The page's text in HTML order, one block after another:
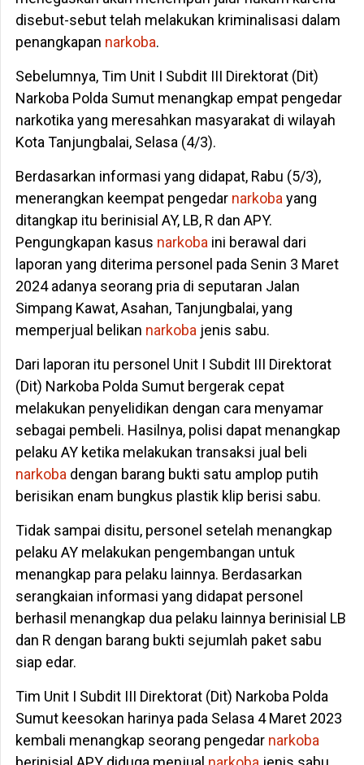
disebut-sebut telah melakukan kriminalisasi dalam
penangkapan narkoba.
Sebelumnya, Tim Unit I Subdit III Direktorat (Dit)
Narkoba Polda Sumut menangkap empat pengedar
narkotika yang meresahkan masyarakat di wilayah
Kota Tanjungbalai, Selasa (4/3).
Berdasarkan informasi yang didapat, Rabu (5/3),
menerangkan keempat pengedarnarkoba yang
ditangkap itu berinisial AY, LB, R dan APY.
Pengungkapan kasus narkoba ini berawal dari
laporan yang diterima personel pada Senin 3 Maret
2024 adanya seorang pria di seputaran Jalan
Simpang Kawat, Asahan, Tanjungbalai, yang
memperjual belikan narkoba jenis sabu.
Dari laporan itu personel Unit I Subdit III Direktorat
(Dit) Narkoba Polda Sumut bergerak cepat
melakukan penyelidikan dengan cara menyamar
sebagai pembeli. Hasilnya, polisi dapat menangkap
pelaku AY ketika melakukan transaksi jual beli
narkoba dengan barang bukti satu amplop putih
berisikan enam bungkus plastik klip berisi sabu.
Tidak sampai disitu, personel setelah menangkap
pelaku AY melakukan pengembangan untuk
menangkap para pelaku lainnya. Berdasarkan
serangkaian informasi yang didapat personel
berhasil menangkap dua pelaku lainnya berinisial LB
dan R dengan barang bukti sejumlah paket sabu
siap edar.
Tim Unit I Subdit III Direktorat (Dit) Narkoba Polda
Sumut keesokan harinya pada Selasa 4 Maret 2023
kembali menangkap seorang pengedarnarkoba